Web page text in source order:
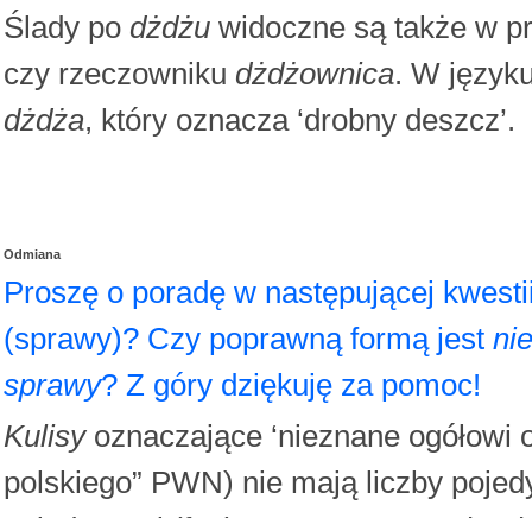
Ślady po dżdżu widoczne są także w
czy rzeczowniku dżdżownica. W
dżdża, który oznacza ‘drobny deszcz’.
Odmiana
Proszę o poradę w następującej
(sprawy)? Czy poprawną formą jest
sprawy? Z góry dziękuję za pomoc!
Kulisyoznaczające ‘nieznane ogółowi
polskiego” PWN) nie mają liczby